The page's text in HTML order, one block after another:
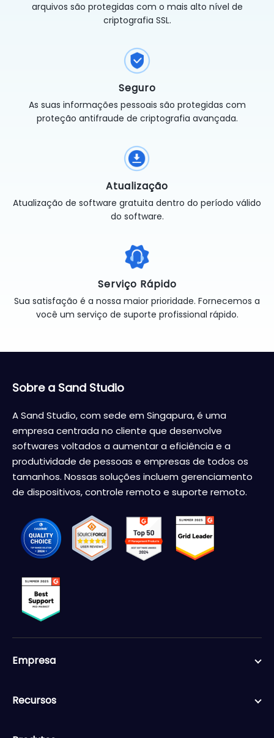
arquivos são protegidas com o mais alto nível de
criptografia SSL.
Seguro
As suas informações pessoais são protegidas com
proteção antifraude de criptografia avançada.
Atualização
Atualização de software gratuita dentro do período válido
do software.
Serviço Rápido
Sua satisfação é a nossa maior prioridade. Fornecemos a
você um serviço de suporte profissional rápido.
Sobre a Sand Studio
A Sand Studio, com sede em Singapura, é uma
empresa centrada no cliente que desenvolve
softwares voltados a aumentar a eficiência e a
produtividade de pessoas e empresas de todos os
tamanhos. Nossas soluções incluem gerenciamento
de dispositivos, controle remoto e suporte remoto.
Empresa
Recursos